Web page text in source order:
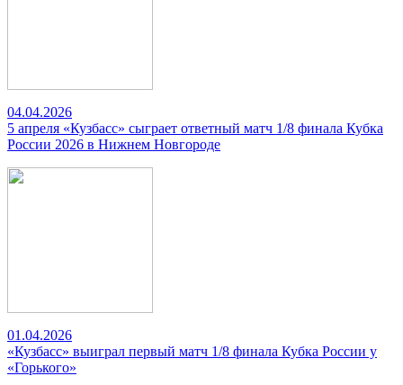
04.04.2026
5 апреля «Кузбасс» сыграет ответный матч 1/8 финала Кубка
России 2026 в Нижнем Новгороде
01.04.2026
«Кузбасс» выиграл первый матч 1/8 финала Кубка России у
«Горького»